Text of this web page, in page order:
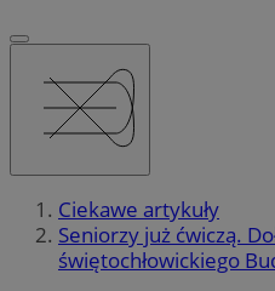
Ciekawe artykuły
Seniorzy już ćwiczą.
świętochłowickiego